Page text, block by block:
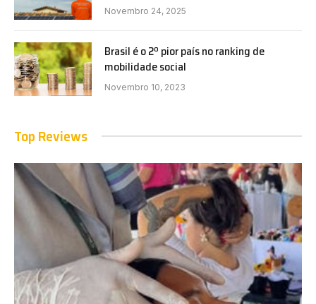
Novembro 24, 2025
Brasil é o 2º pior país no ranking de
mobilidade social
Novembro 10, 2023
Top Reviews